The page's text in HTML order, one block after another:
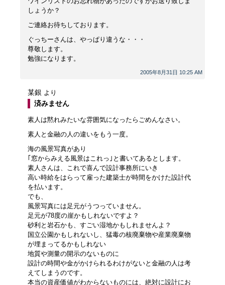
2005年8月31日 10:25 AM
しょうか？
ご連絡お待ちしております。
ぐっちーさんは、やっぱり違うな・・・
尊敬します。
勉強になります。
某銀 より
済みません
素人は黙れみたいな雰囲気になったらごめんなさい。
素人と金融の人の違いをもう一度。
海の風景写真があり
｢窓からみえる風景はこれっ｣と書いてあるとします。
素人さんは、これで喜んで設計事務所にいき
高い時給をはらって雇った建築士が時間をかけた設計代
を払います。
でも、
風景写真には足元がうつっていません。
足元が78度の崖かもしれないですよ？
砂利と岩石かも、すごい湿地かもしれませんよ？
国立公園かもしれないし、猛毒の核廃棄物や産業廃棄物
が埋まってるかもしれない
地質や測量の開示のないものに
設計の時間や金がかけられるわけがないと金融の人は考
えてしまうのです。
本当の資産価値がわからないものには、絶対に設計にお